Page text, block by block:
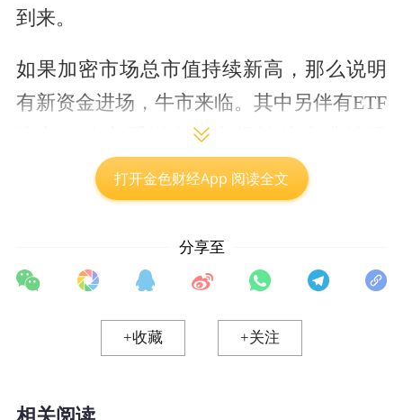
到来。
如果加密市场总市值持续新高，那么说明
有新资金进场，牛市来临。其中另伴有ETF
流入、稳定币增发、市场情绪上升等现
象。如果总市值横盘不动，说明市场处于
存量博弈阶段，一般会有板块轮动快、山
寨持续性差等特点。如果总市值下跌，那
么意味着资金离场，投资者风险偏好降
二、BTC市占率
打开金色财经App 阅读全文
分享至
+收藏 +关注